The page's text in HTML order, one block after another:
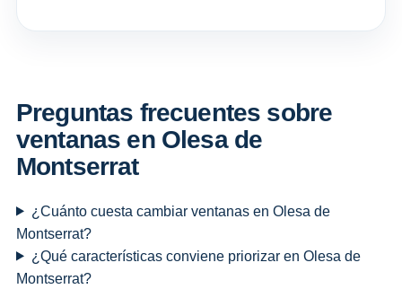
Preguntas frecuentes sobre
ventanas en Olesa de
Montserrat
¿Cuánto cuesta cambiar ventanas en Olesa de
Montserrat?
¿Qué características conviene priorizar en Olesa de
Montserrat?